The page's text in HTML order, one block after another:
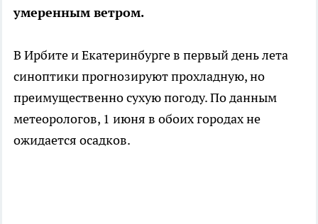
умеренным ветром.
В Ирбите и Екатеринбурге в первый день лета
синоптики прогнозируют прохладную, но
преимущественно сухую погоду. По данным
метеорологов, 1 июня в обоих городах не
ожидается осадков.